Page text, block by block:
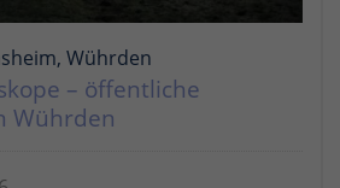
Wührden
– öffentliche
Wührden